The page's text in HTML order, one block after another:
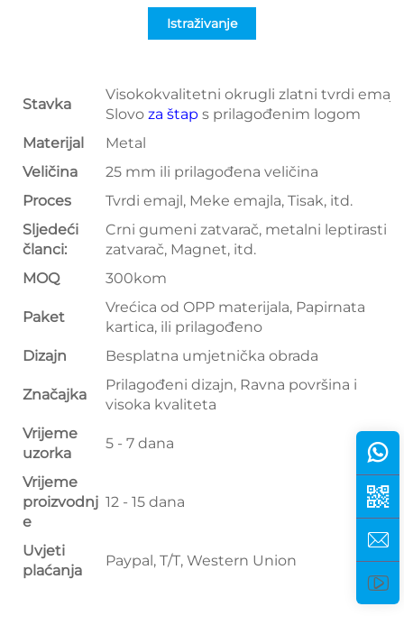
Istraživanje
Stavka
Visokokvalitetni okrugli zlatni tvrdi emajl
Slovo za štap s prilagođenim logom
Materijal
Metal
Veličina
25 mm ili prilagođena veličina
Proces
Tvrdi emajl, Meke emajla, Tisak, itd.
Sljedeći
članci:
Crni gumeni zatvarač, metalni leptirasti
zatvarač, Magnet, itd.
MOQ
300kom
Paket
Vrećica od OPP materijala, Papirnata
kartica, ili prilagođeno
Dizajn
Besplatna umjetnička obrada
Značajka
Prilagođeni dizajn, Ravna površina i
visoka kvaliteta
Vrijeme
uzorka
5 - 7 dana
Vrijeme
proizvodnj
e
12 - 15 dana
Uvjeti
plaćanja
Paypal, T/T, Western Union